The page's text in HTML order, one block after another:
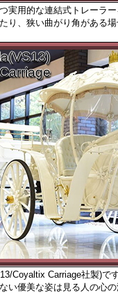
実用的な連結式トレーラ
り、狭い曲がり角がある場
Coyaltix Carriage社製)です
い優美な姿は見る人の心